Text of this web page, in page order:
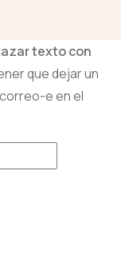
texto con
que dejar un
e en el